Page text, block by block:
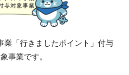
「行きましたポイント」付与
事業です。